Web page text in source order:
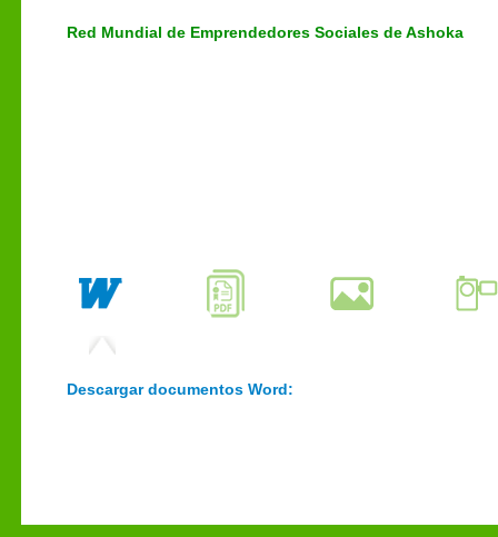
Red Mundial de Emprendedores Sociales de Ashoka
Descargar documentos Word: